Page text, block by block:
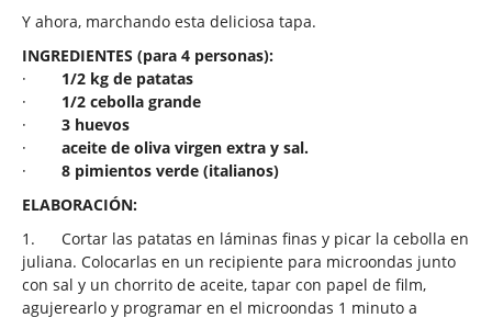
Y ahora, marchando esta deliciosa tapa.
INGREDIENTES (para 4 personas):
·
1/2 kg de patatas
·
1/2 cebolla grande
·
3 huevos
·
aceite de oliva virgen extra y sal.
·
8 pimientos verde (italianos)
ELABORACIÓN:
1.
Cortar las patatas en láminas finas y picar la cebolla en
juliana. Colocarlas en un recipiente para microondas junto
con sal y un chorrito de aceite, tapar con papel de film,
agujerearlo y programar en el microondas 1 minuto a